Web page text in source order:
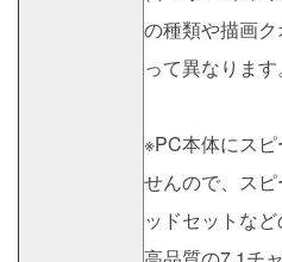
の種類や描画
って異なります。
※PC本体にス
せんので、ス
ッドセットなど